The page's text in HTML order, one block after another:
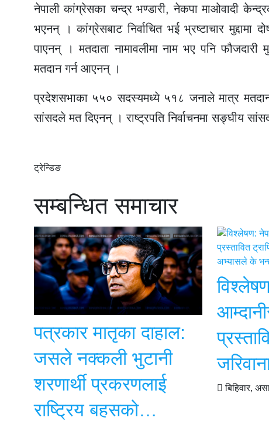
नेपाली कांग्रेसका चन्द्र भण्डारी, नेकपा माओवादी
भएनन् । कांग्रेसबाट निर्वाचित भई भ्रष्टाचार
पाएनन् । मतदाता नामावलीमा नाम भए पनि फौजदारी
मतदान गर्न आएनन् ।
प्रदेशसभाका ५५० सदस्यमध्ये ५१८ जनाले मात्र
सांसदले मत दिएनन् । राष्ट्रपति निर्वाचनमा सङ्घीय
ट्रेन्डिङ
सम्बन्धित समाचार
पत्रकार मातृका दाहाल:
जसले नक्कली भुटानी
शरणार्थी प्रकरणलाई
राष्ट्रिय बहसको…
बिहिवार,